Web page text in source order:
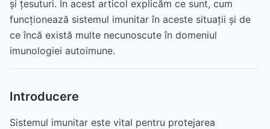
și țesuturi. În acest articol explicăm ce sunt, cum
funcționează sistemul imunitar în aceste situații și de
ce încă există multe necunoscute în domeniul
imunologiei autoimune.
Introducere
Sistemul imunitar este vital pentru protejarea